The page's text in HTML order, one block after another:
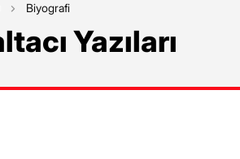
Biyografi
Yazıları